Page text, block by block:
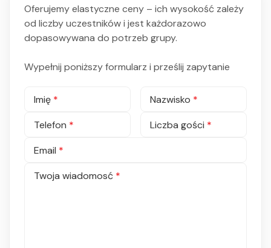
Oferujemy elastyczne ceny – ich wysokość zależy
od liczby uczestników i jest każdorazowo
dopasowywana do potrzeb grupy.
Wypełnij poniższy formularz i prześlij zapytanie
Imię * Nazwisko *
Telefon * Liczba gości *
Email *
Twoja wiadomosć *